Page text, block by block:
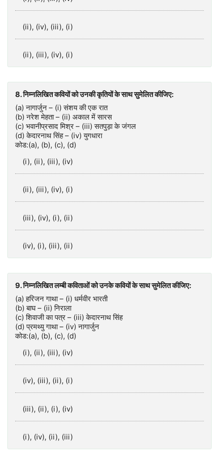
(ii), (iv), (iii), (i)
(ii), (iii), (iv), (i)
8. निम्नलिखित कवियों को उनकी कृतियों के साथ सुमेलित कीजिए:
(a) नागार्जुन – (i) संशय की एक रात
(b) नरेश मेहता – (ii) अकाल में सारस
(c) भवानीप्रसाद मिश्र – (iii) सतपुड़ा के जंगल
(d) केदारनाथ सिंह – (iv) युगधारा
कोड:(a), (b), (c), (d)
(i), (ii), (iii), (iv)
(ii), (iii), (iv), (i)
(iii), (iv), (i), (ii)
(iv), (i), (iii), (ii)
9. निम्नलिखित लम्बी कविताओं को उनके कवियों के साथ सुमेलित कीजिए:
(a) हरिजन गाथा – (i) धर्मवीर भारती
(b) बाघ – (ii) निराला
(c) शिवाजी का पत्र – (iii) केदारनाथ सिंह
(d) प्रमथ्यु गाथा – (iv) नागार्जुन
कोड:(a), (b), (c), (d)
(i), (ii), (iii), (iv)
(iv), (iii), (ii), (i)
(iii), (ii), (i), (iv)
(i), (iv), (ii), (iii)